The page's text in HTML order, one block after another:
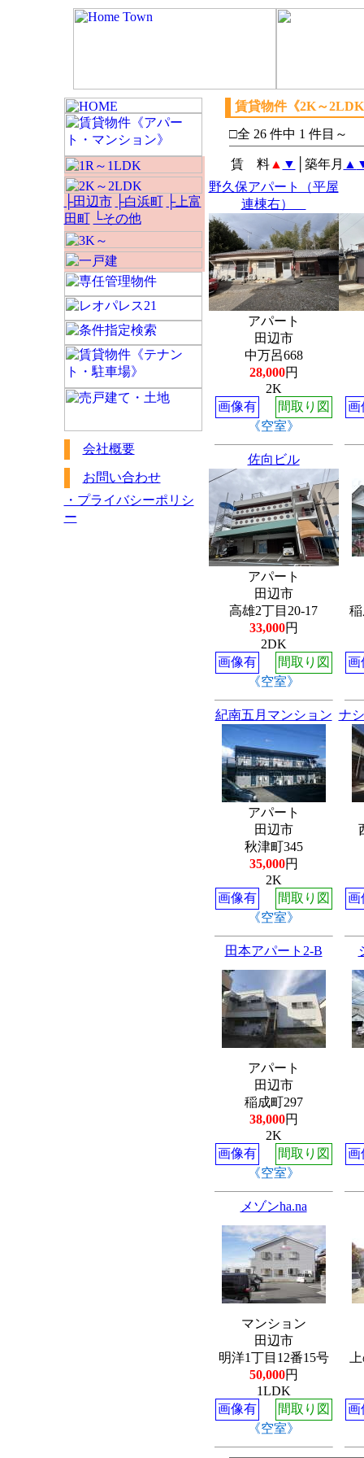
├田辺市 ├白浜町
├上富
田町 └その他
会社概要
お問い合わせ
・プライバシーポリシ
ー
賃貸物件《2K～
□全 26 件中 1 件目～
賃 料▲ ▼ │築年月 ▲
野久保アパート（平屋
連棟右）
アパート
田辺市
中万呂668
28,000円
2K
画像有
間取り図
《空室》
画
佐向ビル
アパート
田辺市
高雄2丁目20-17
33,000円
2DK
画像有
間取り図
《空室》
画
紀南五月マンション ナ
アパート
田辺市
秋津町345
35,000円
2K
画像有
間取り図
《空室》
画
田本アパート2-B
アパート
田辺市
稲成町297
38,000円
2K
画像有
間取り図
《空室》
画
メゾンha.na
マンション
田辺市
明洋1丁目12番15号
50,000円
1LDK
画像有
間取り図
《空室》
画